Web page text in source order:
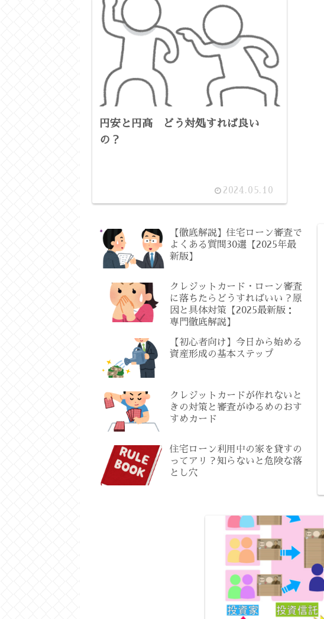
円安と円高 どう対処すれば良い
の？
2024.05.10
【徹底解説】住宅ローン審査で
よくある質問30選【2025年最
新版】
クレジットカード・ローン審査
に落ちたらどうすればいい？原
因と具体対策【2025最新版：
専門徹底解説】
【初心者向け】今日から始める
資産形成の基本ステップ
クレジットカードが作れないと
きの対策と審査がゆるめのおす
すめカード
住宅ローン利用中の家を貸すの
ってアリ？知らないと危険な落
とし穴